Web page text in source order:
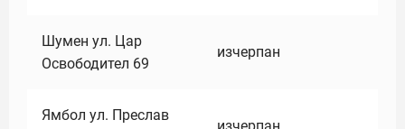
Шумен ул. Цар
Освободител 69
изчерпан
Ямбол ул. Преслав